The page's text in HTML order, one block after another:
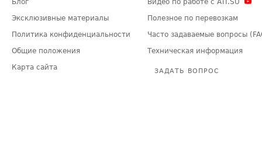
Блог
Эксклюзивные материалы
Политика конфиденциальности
Общие положения
Карта сайта
Видео по работе с ATI.SU
Полезное по перевозкам
Часто задаваемые вопросы
Техническая информация
ЗАДАТЬ ВОПРОС